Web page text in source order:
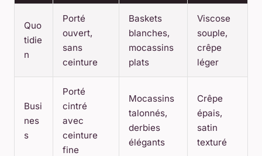
Quo
tidie
n
Porté
ouvert,
sans
ceinture
Baskets
blanches,
mocassins
plats
Viscose
souple,
crêpe
léger
Busi
nes
s
Porté
cintré
avec
ceinture
fine
Mocassins
talonnés,
derbies
élégants
Crêpe
épais,
satin
texturé